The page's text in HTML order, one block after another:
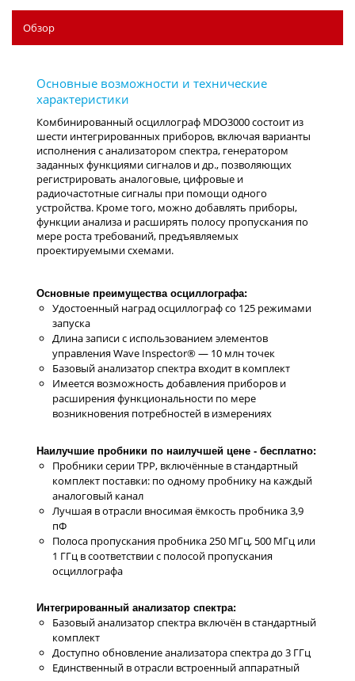
Обзор
Основные преимущества осциллографа:
Удостоенный наград осциллограф со 125 режимами
запуска
Длина записи с использованием элементов
управления Wave Inspector® — 10 млн точек
Базовый анализатор спектра входит в комплект
Имеется возможность добавления приборов и
расширения функциональности по мере
возникновения потребностей в измерениях
Наилучшие пробники по наилучшей цене - бесплатно:
Пробники серии TPP, включённые в стандартный
комплект поставки: по одному пробнику на каждый
аналоговый канал
Лучшая в отрасли вносимая ёмкость пробника 3,9
пФ
Полоса пропускания пробника 250 МГц, 500 МГц или
1 ГГц в соответствии с полосой пропускания
осциллографа
Интегрированный анализатор спектра:
Базовый анализатор спектра включён в стандартный
комплект
Доступно обновление анализатора спектра до 3 ГГц
Единственный в отрасли встроенный аппаратный